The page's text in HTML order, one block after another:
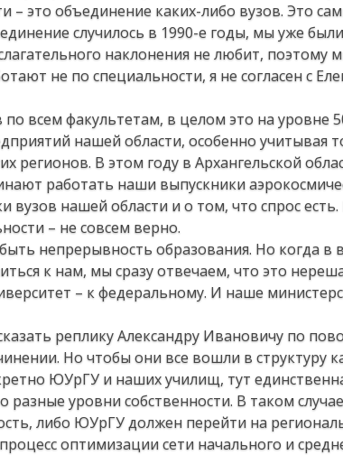
– это объединение каких-либо вузов. Это
случилось в 1990-е годы, мы уже
наклонения не любит, поэтому
не по специальности, я не согласен с
всем факультетам, в целом это на уровне
нашей области, особенно учитывая
В этом году в Архангельской
работать наши выпускники
вузов нашей области и о том, что спрос
– не совсем верно.
непрерывность образования. Но когда в
к нам, мы сразу отвечаем, что это
– к федеральному. И наше
реплику Александру Ивановичу по
Но чтобы они все вошли в структуру
ЮУрГУ и наших училищ, тут
разные уровни собственности. В таком
либо ЮУрГУ должен перейти на
оптимизации сети начального и